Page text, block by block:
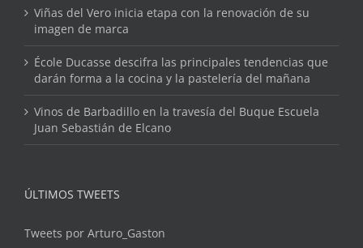
Viñas del Vero inicia etapa con la renovación de su
imagen de marca
École Ducasse descifra las principales tendencias que
darán forma a la cocina y la pastelería del mañana
Vinos de Barbadillo en la travesía del Buque Escuela
Juan Sebastián de Elcano
ÚLTIMOS TWEETS
Tweets por Arturo_Gaston